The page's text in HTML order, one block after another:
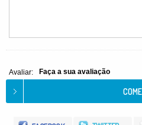
Avaliar: Faça a sua avaliação